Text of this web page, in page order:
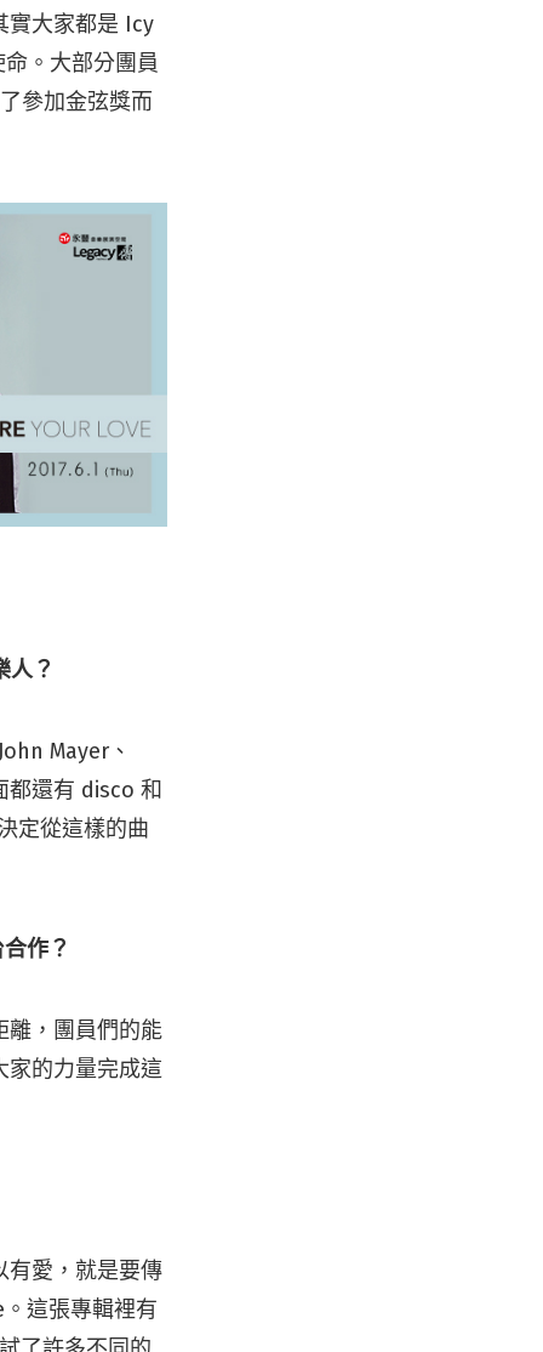
實大家都是 Icy
。大部分團員
參加金弦獎而
人？
Mayer、
都還有 disco 和
定從這樣的曲
作？
離，團員們的能
家的力量完成這
有愛，就是要傳
這張專輯裡有